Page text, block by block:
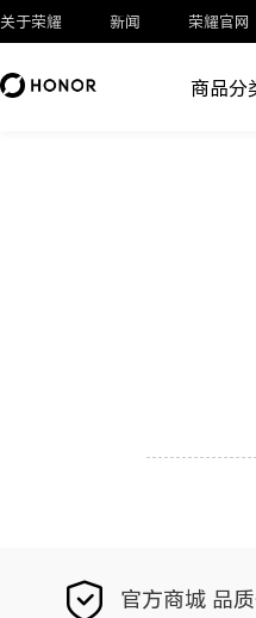
关于荣耀 新闻 荣耀官网
商品分
官方商城 品